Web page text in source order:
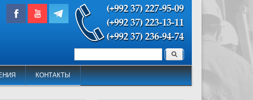
КОНТАКТЫ
Форма поиска Поиск